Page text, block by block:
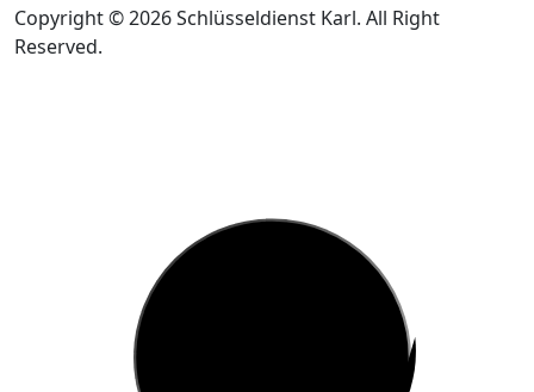
Copyright © 2026 Schlüsseldienst Karl. All Right
Reserved.